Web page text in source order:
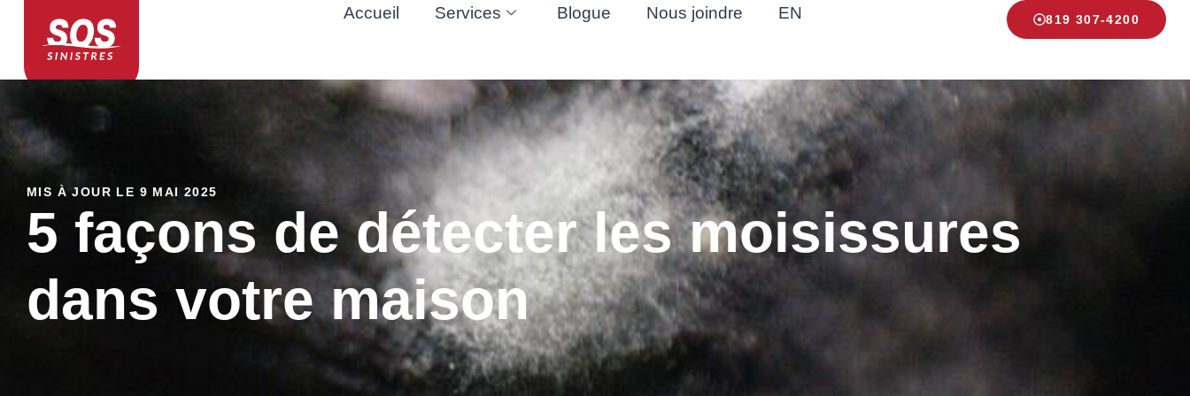
Accueil Services Blogue Nous joindre EN 819 307-4200
MIS À JOUR LE 9 MAI 2025
5 façons de détecter les moisissures
dans votre maison